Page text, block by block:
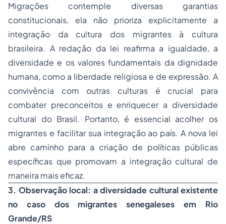
Migrações contemple diversas garantias
constitucionais, ela não prioriza explicitamente a
integração da cultura dos migrantes à cultura
brasileira. A redação da lei reafirma a igualdade, a
diversidade e os valores fundamentais da dignidade
humana, como a liberdade religiosa e de expressão. A
convivência com outras culturas é crucial para
combater preconceitos e enriquecer a diversidade
cultural do Brasil. Portanto, é essencial acolher os
migrantes e facilitar sua integração ao país. A nova lei
abre caminho para a criação de políticas públicas
específicas que promovam a integração cultural de
maneira mais eficaz.
3. Observação local: a diversidade cultural existente
no caso dos migrantes senegaleses em Rio
Grande/RS